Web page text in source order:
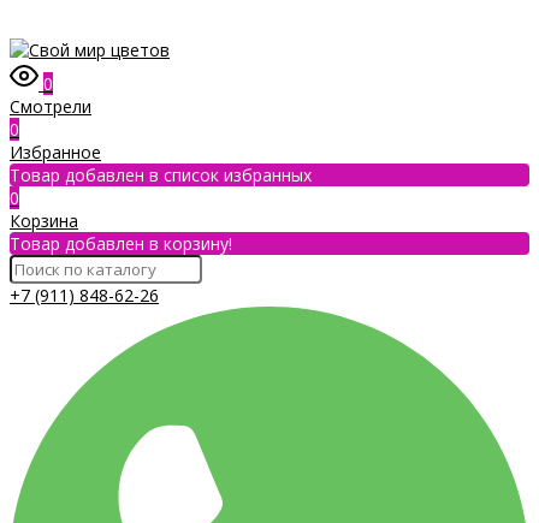
0
Смотрели
0
Избранное
Товар добавлен в список избранных
0
Корзина
Товар добавлен в корзину!
+7 (911) 848-62-26